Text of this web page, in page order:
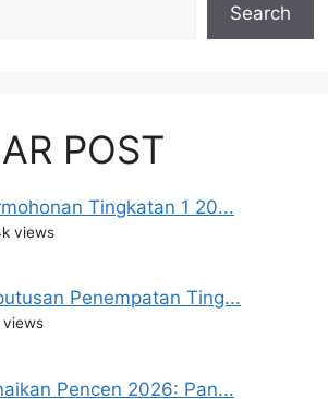
Search
POST
Tingkatan 1 20...
views
Penempatan Ting...
views
Pencen 2026: Pan...